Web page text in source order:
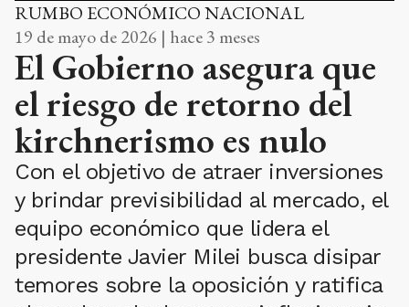
RUMBO ECONÓMICO NACIONAL
19 de mayo de 2026 | hace 3 meses
El Gobierno asegura que
el riesgo de retorno del
kirchnerismo es nulo
Con el objetivo de atraer inversiones
y brindar previsibilidad al mercado, el
equipo económico que lidera el
presidente Javier Milei busca disipar
temores sobre la oposición y ratifica